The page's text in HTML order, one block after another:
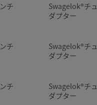
チ
Swagelok®チ
ダプター
チ
Swagelok®チ
ダプター
チ
Swagelok®チ
ダプター